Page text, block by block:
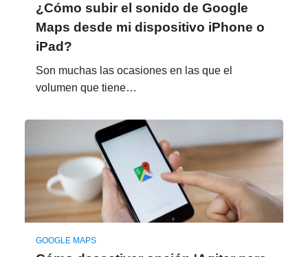
¿Cómo subir el sonido de Google
Maps desde mi dispositivo iPhone o
iPad?
Son muchas las ocasiones en las que el
volumen que tiene…
GOOGLE MAPS